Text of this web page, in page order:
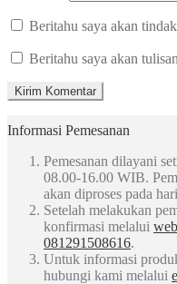
Beritahu saya akan
Beritahu saya akan
Informasi Pemesanan
Pemesanan dilayani
08.00-16.00 WIB.
akan diproses pada
Setelah melakukan
konfirmasi melalui web
081291508616.
Untuk informasi
hubungi kami melalui